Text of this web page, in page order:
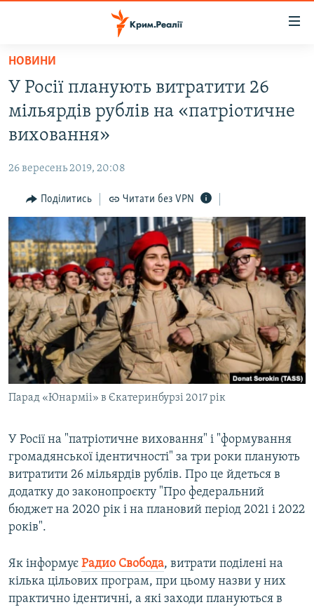
Перейти
основного
матеріалу
до
основної
навігації
Перейти
до
пошуку
ВІДЕО ТА ФОТО
БЛОГИ
ПОГЛЯД
ІНТЕРВ'Ю
ВСЕ ЗА ДЕНЬ
СПЕЦПРОЕКТИ
ДЕПОРТАЦІЯ
ВІДЕОУРОКИ «ELIFBE»
СВІДЧЕННЯ ОКУПАЦІЇ
УКРАЇНСЬКА ПРОБЛЕМА КРИМУ
ІНФОГРАФІКА
ЯК ОБІЙТИ БЛОКУВАННЯ
Русский
Qırımtatar
ДОЛУЧАЙСЯ!
Усі сайти RFE/RL
НОВИНИ
У Росії планують витратити 26
мільярдів рублів на «патріотичне
виховання»
26 вересень 2019, 20:08
Поділитись Читати без VPN
Парад «Юнарміі» в Єкатеринбурзі 2017 рік
У Росії на "патріотичне виховання" і "формування
громадянської ідентичності" за три роки планують
витратити 26 мільярдів рублів. Про це йдеться в
додатку до законопроєкту "Про федеральний
бюджет на 2020 рік і на плановий період 2021 і 2022
років".
Як інформує Радио Свобода, витрати поділені на
кілька цільових програм, при цьому назви у них
практично ідентичні, а які заходи плануються в